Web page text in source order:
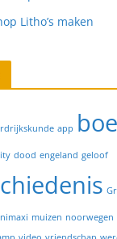
Litho’s maken
app
dood engeland geloof
muizen noorwegen